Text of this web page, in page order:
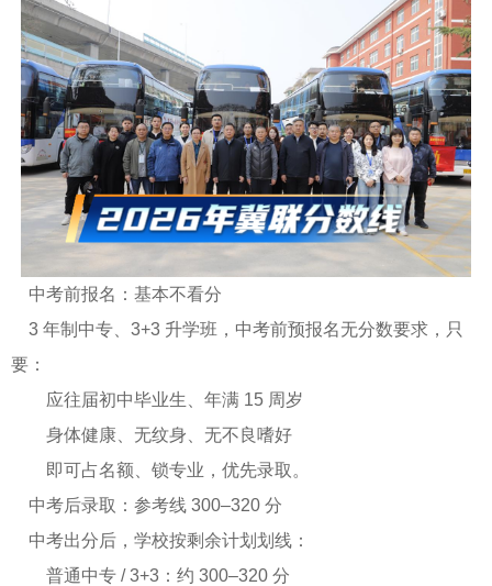
中考前报名：基本不看分
3 年制中专、3+3 升学班，中考前预报名无分数要求，只
要：
应往届初中毕业生、年满 15 周岁
身体健康、无纹身、无不良嗜好
即可占名额、锁专业，优先录取。
中考后录取：参考线 300–320 分
中考出分后，学校按剩余计划划线：
普通中专 / 3+3：约 300–320 分